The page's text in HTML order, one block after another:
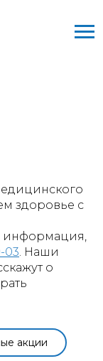
здоровье с
информация,
03. Наши
о
акции